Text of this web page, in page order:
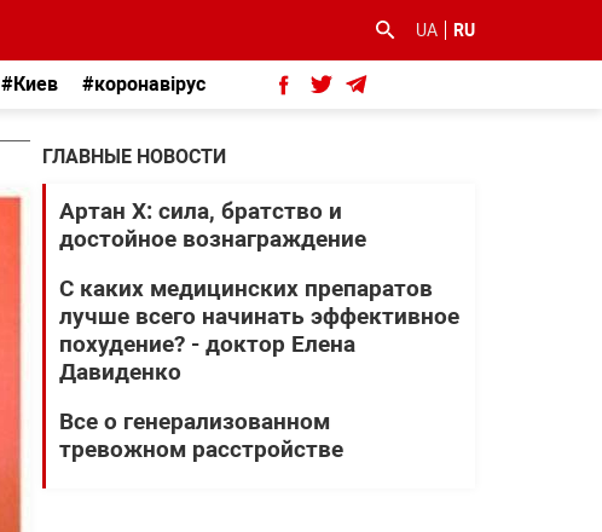
UA RU
#Киев #коронавірус
ГЛАВНЫЕ НОВОСТИ
Артан Х: сила, братство и
достойное вознаграждение
С каких медицинских препаратов
лучше всего начинать эффективное
похудение? - доктор Елена
Давиденко
Все о генерализованном
тревожном расстройстве